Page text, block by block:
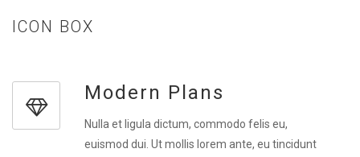
ICON BOX
Modern Plans
Nulla et ligula dictum, commodo felis eu,
euismod dui. Ut mollis lorem ante, eu tincidunt